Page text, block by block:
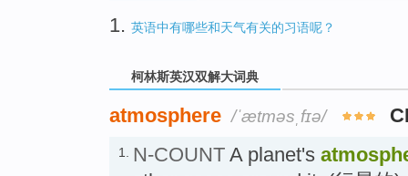
1. 英语中有哪些和天气有关的习语呢？
柯林斯英汉双解大词典
atmosphere /ˈætməsˌfɪə/
1. N-COUNT A planet's